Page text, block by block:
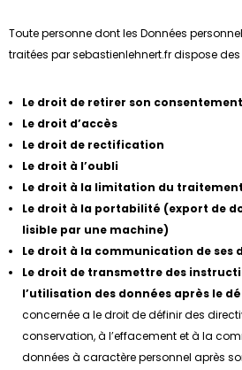
Toute personne dont les Données
traitées par sebastienlehnert.fr dispose
Le droit de retirer son consentement
Le droit d’accès
Le droit de rectification
Le droit à l’oubli
Le droit à la limitation du
Le droit à la portabilité (export de
lisible par une machine)
Le droit à la communication de ses
Le droit de transmettre des
l’utilisation des données après le
concernée a le droit de définir des
conservation, à l’effacement et à la
données à caractère personnel après